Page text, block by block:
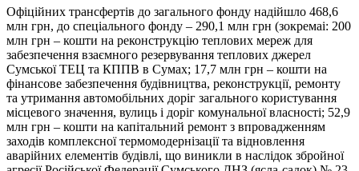
Офіційних трансфертів до загального фонду надійшло 468,6
млн грн, до спеціального фонду – 290,1 млн грн (зокремаі: 200
млн грн – кошти на реконструкцію теплових мереж для
забезпечення взаємного резервування теплових джерел
Сумської ТЕЦ та КППВ в Сумах; 17,7 млн грн – кошти на
фінансове забезпечення будівництва, реконструкції, ремонту
та утримання автомобільних доріг загального користування
місцевого значення, вулиць і доріг комунальної власності; 52,9
млн грн – кошти на капітальний ремонт з впровадженням
заходів комплексної термомодернізації та відновлення
аварійних елементів будівлі, що виникли в наслідок збройної